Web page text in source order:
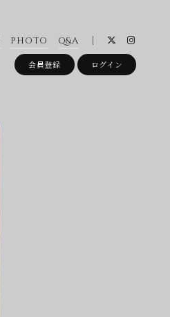
PHOTO Q&A
会員登録 ログイン